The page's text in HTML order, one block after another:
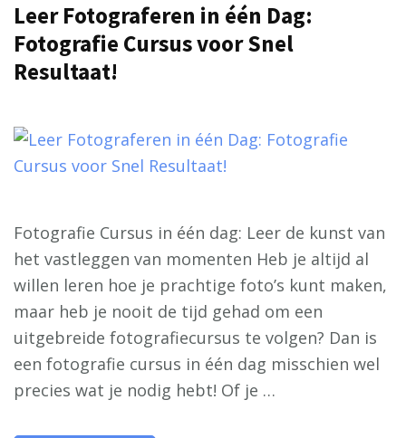
Leer Fotograferen in één Dag:
Fotografie Cursus voor Snel
Resultaat!
Fotografie Cursus in één dag: Leer de kunst van
het vastleggen van momenten Heb je altijd al
willen leren hoe je prachtige foto’s kunt maken,
maar heb je nooit de tijd gehad om een
uitgebreide fotografiecursus te volgen? Dan is
een fotografie cursus in één dag misschien wel
precies wat je nodig hebt! Of je …